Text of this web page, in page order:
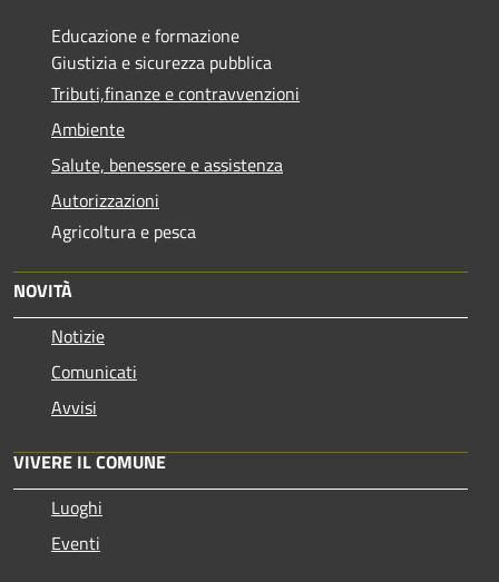
Educazione e formazione
Giustizia e sicurezza pubblica
Tributi,finanze e contravvenzioni
Ambiente
Salute, benessere e assistenza
Autorizzazioni
Agricoltura e pesca
NOVITÀ
Notizie
Comunicati
Avvisi
VIVERE IL COMUNE
Luoghi
Eventi